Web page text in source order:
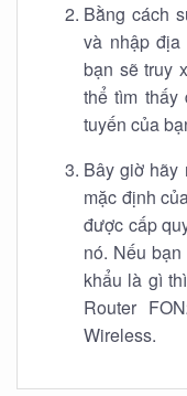
Bằng cách
và nhập địa
bạn sẽ truy
thể tìm thấy
tuyến của
Bây giờ hãy
mặc định
được cấp
nó. Nếu
khẩu là gì
Router
Wireless.